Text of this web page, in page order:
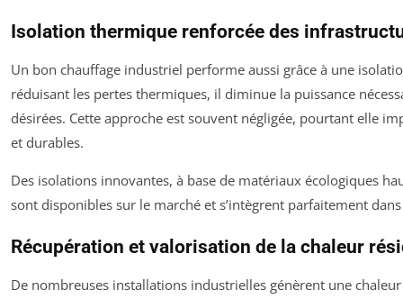
Isolation thermique renforcée des
Un bon chauffage industriel performe aussi grâce à une
réduisant les pertes thermiques, il diminue la puissance
désirées. Cette approche est souvent négligée, pourtant elle
et durables.
Des isolations innovantes, à base de matériaux écologiques
sont disponibles sur le marché et s’intègrent parfaitement
Récupération et valorisation de la chaleur
De nombreuses installations industrielles génèrent une